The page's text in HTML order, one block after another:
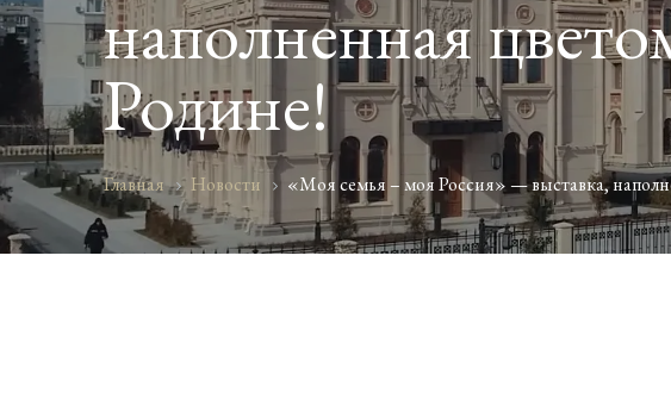
наполненная
Родине!
Главная Новости «Моя семья – моя Россия» — выставка,